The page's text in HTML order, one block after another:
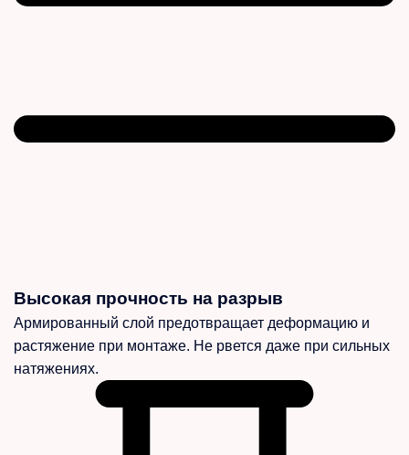
Высокая прочность на разрыв
Армированный слой предотвращает деформацию и
растяжение при монтаже. Не рвется даже при сильных
натяжениях.